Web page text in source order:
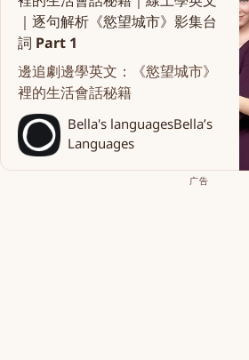
｜逐句解析《慾望城市》影集台
詞 Part 1
邊追劇邊學英文：《慾望城市》
裡的生活會話秘籍
Bella's languagesBella’s
Languages
广告